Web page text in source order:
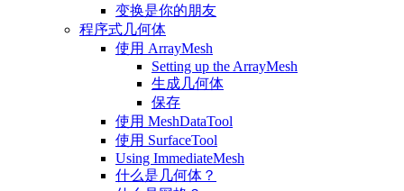
变换是你的朋友
程序式几何体
使用 ArrayMesh
Setting up the ArrayMesh
生成几何体
保存
使用 MeshDataTool
使用 SurfaceTool
Using ImmediateMesh
什么是几何体？